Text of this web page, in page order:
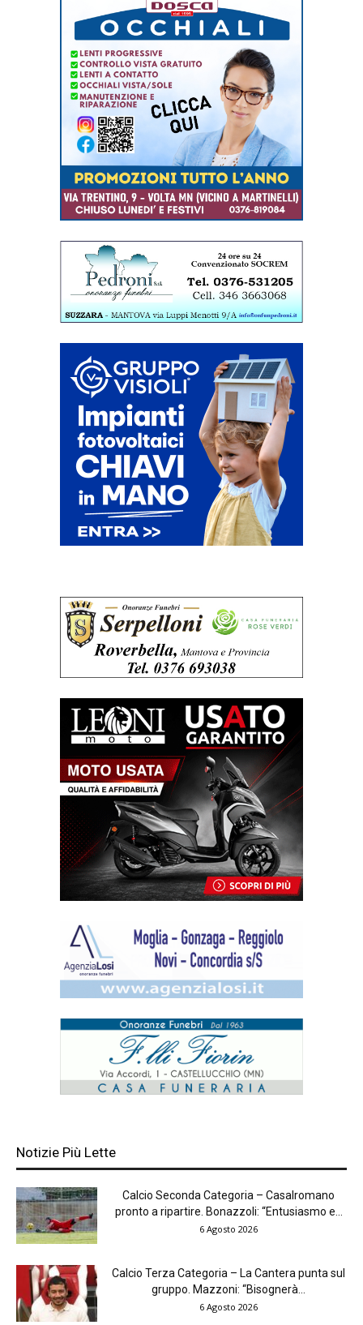
Notizie Più Lette
Calcio Seconda Categoria – Casalromano
pronto a ripartire. Bonazzoli: “Entusiasmo e...
6 Agosto 2026
Calcio Terza Categoria – La Cantera punta sul
gruppo. Mazzoni: “Bisognerà...
6 Agosto 2026